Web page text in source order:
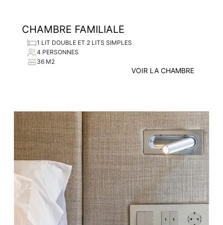
CHAMBRE FAMILIALE
1 LIT DOUBLE ET 2 LITS SIMPLES
4 PERSONNES
36 M2
VOIR LA CHAMBRE